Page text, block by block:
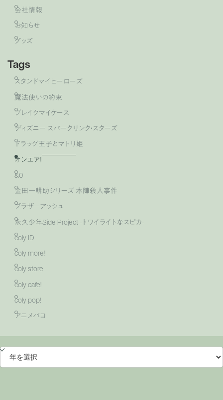
会社情報
お知らせ
グッズ
Tags
スタンドマイヒーローズ
魔法使いの約束
ブレイクマイケース
ディズニー スパークリンク・スターズ
ドラッグ王子とマトリ姫
オンエア！
&0
金田一耕助シリーズ 本陣殺人事件
ブラザーアッシュ
永久少年Side Project -トワイライトなスピカ-
coly ID
coly more！
coly store
coly cafe!
coly pop!
アニメバコ